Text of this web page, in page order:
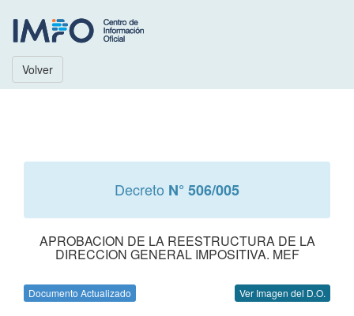
Volver
Decreto N° 506/005
APROBACION DE LA REESTRUCTURA DE LA
DIRECCION GENERAL IMPOSITIVA. MEF
Documento Actualizado Ver Imagen del D.O.